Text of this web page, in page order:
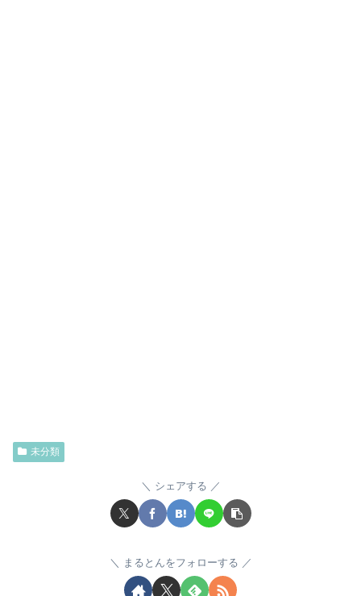
未分類
シェアする
まるとんをフォローする